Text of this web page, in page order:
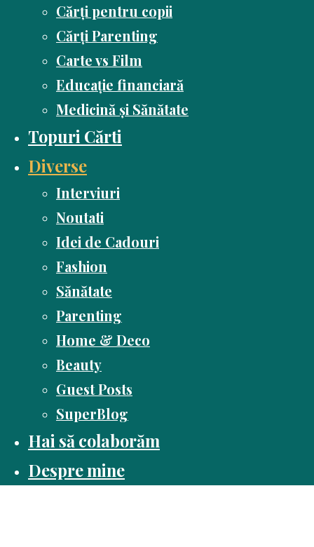
Cărți pentru copii
Cărți Parenting
Carte vs Film
Educație financiară
Medicină și Sănătate
Topuri Cărti
Diverse
Interviuri
Noutati
Idei de Cadouri
Fashion
Sănătate
Parenting
Home & Deco
Beauty
Guest Posts
SuperBlog
Hai să colaborăm
Despre mine